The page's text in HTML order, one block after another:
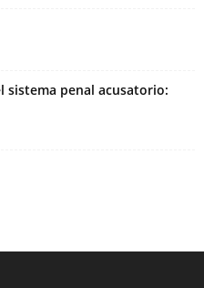
sistema penal acusatorio: